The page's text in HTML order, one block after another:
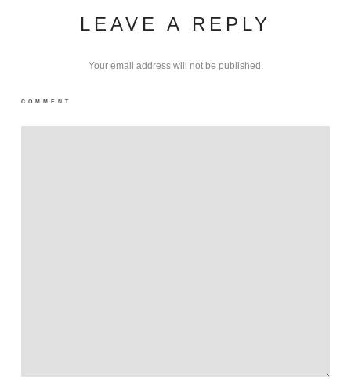
LEAVE A REPLY
Your email address will not be published.
COMMENT